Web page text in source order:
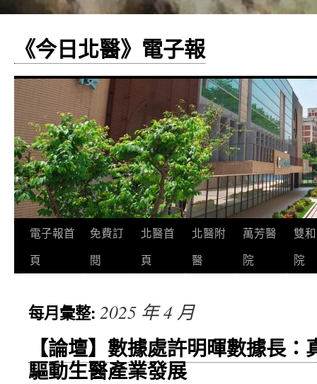
《今日北醫》電子報
跳
至
要
容
電子報首
頁
免費訂
閱
北醫首
頁
北醫附
醫
萬芳醫
院
雙
院
每月彙整: 2025 年 4 月
【論壇】數據處許明暉數據長
驅動生醫產業發展